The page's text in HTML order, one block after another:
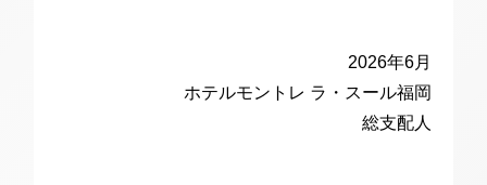
2026年6月
ホテルモントレ ラ・スール福岡
総支配人